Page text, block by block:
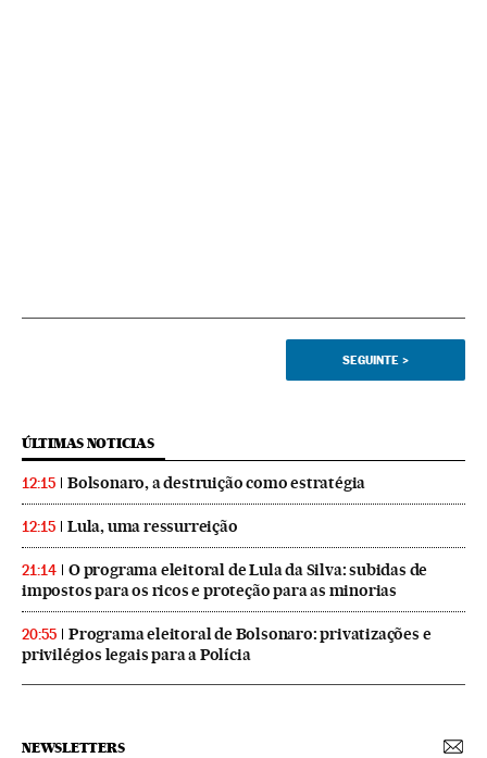
SEGUINTE >
ÚLTIMAS NOTICIAS
12:15 Bolsonaro, a destruição como estratégia
12:15 Lula, uma ressurreição
21:14
O programa eleitoral de Lula da Silva: subidas de
impostos para os ricos e proteção para as minorias
20:55
Programa eleitoral de Bolsonaro: privatizações e
privilégios legais para a Polícia
NEWSLETTERS